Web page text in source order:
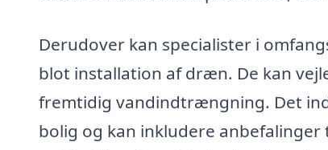
Derudover kan specialister i
blot installation af dræn. De kan
fremtidig vandindtrængning. Det
bolig og kan inkludere